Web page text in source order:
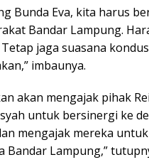
Bunda Eva, kita harus
Bandar Lampung.
jaga suasana
imbaunya.
akan mengajak pihak
untuk bersinergi ke
mengajak mereka
Bandar Lampung,”